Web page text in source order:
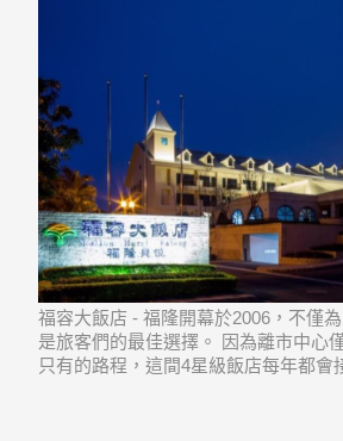
福容大飯店 - 福隆開幕於2006，不僅
是旅客們的最佳選擇。 因為離市中心
只有的路程，這間4星級飯店每年都會
飯店位置優越讓遊人前往市區內的熱